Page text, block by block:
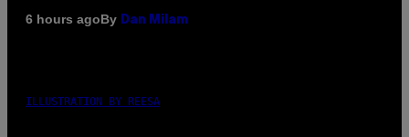
6 hours agoBy Dan Milam
ILLUSTRATION BY REESA